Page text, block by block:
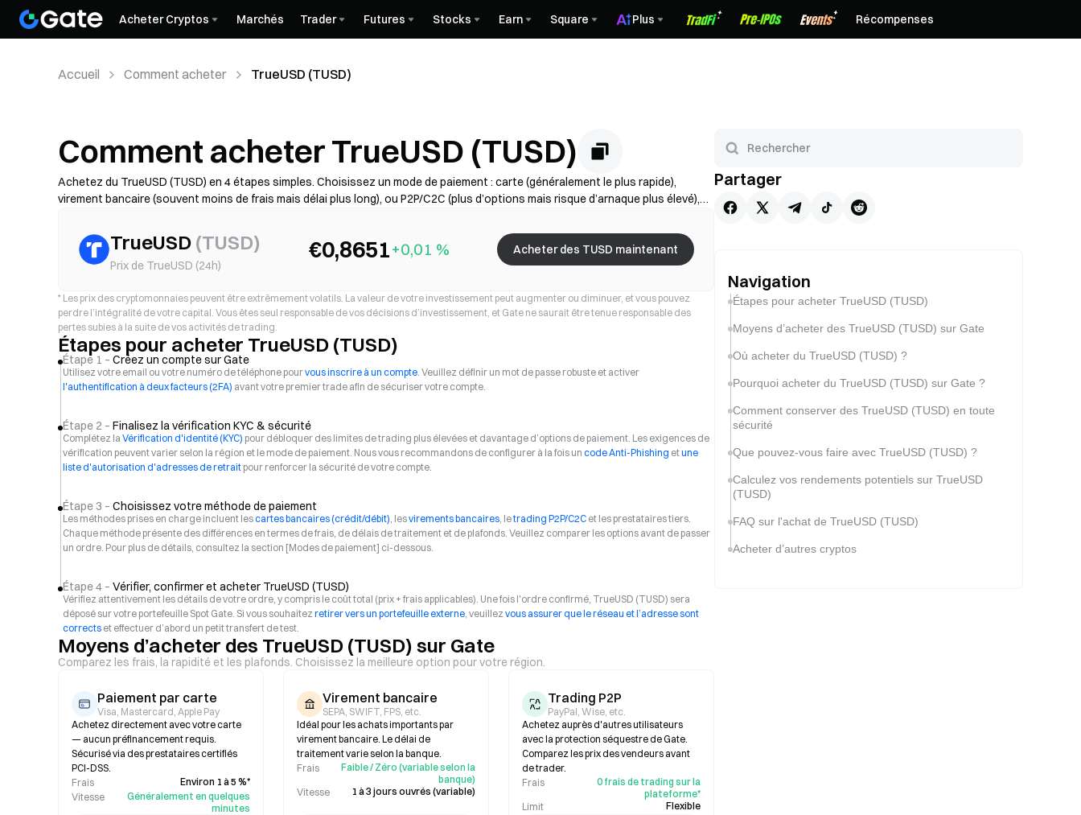
Acheter Cryptos Marchés Trader Futures Stocks Earn Square Plus Récompenses
Accueil Comment acheter TrueUSD (TUSD)
Comment acheter TrueUSD (TUSD)
Achetez du TrueUSD (TUSD) en 4 étapes simples. Choisissez un mode de paiement : carte (généralement le plus rapide),
virement bancaire (souvent moins de frais mais délai plus long), ou P2P/C2C (plus d’options mais risque d’arnaque plus élevé),
avec la 2FA. Disponibilité, plafonds, frais et délais de traitement varient selon la région et le prestataire.
TrueUSD (TUSD)
Prix de TrueUSD (24h)
€0,8651+0,01 % Acheter des TUSD maintenant
* Les prix des cryptomonnaies peuvent être extrêmement volatils. La valeur de votre investissement peut augmenter ou diminuer, et vous pouvez
perdre l’intégralité de votre capital. Vous êtes seul responsable de vos décisions d’investissement, et Gate ne saurait être tenue responsable des
pertes subies à la suite de vos activités de trading.
Étapes pour acheter TrueUSD (TUSD)
Étape 1 – Créez un compte sur Gate
Utilisez votre email ou votre numéro de téléphone pourvous inscrire à un compte. Veuillez définir un mot de passe robuste et activer
l'authentification à deux facteurs (2FA) avant votre premier trade afin de sécuriser votre compte.
Étape 2 – Finalisez la vérification KYC & sécurité
Complétez la Vérification d'identité (KYC) pour débloquer des limites de trading plus élevées et davantage d’options de paiement. Les exigences de
vérification peuvent varier selon la région et le mode de paiement. Nous vous recommandons de configurer à la fois un code Anti-Phishing etune
liste d'autorisation d'adresses de retrait pour renforcer la sécurité de votre compte.
Étape 3 – Choisissez votre méthode de paiement
Les méthodes prises en charge incluent lescartes bancaires (crédit/débit), lesvirements bancaires, letrading P2P/C2C et les prestataires tiers.
Chaque méthode présente des différences en termes de frais, de délais de traitement et de plafonds. Veuillez comparer les options avant de passer
un ordre. Pour plus de détails, consultez la section [Modes de paiement] ci-dessous.
Étape 4 – Vérifier, confirmer et acheter TrueUSD (TUSD)
Vérifiez attentivement les détails de votre ordre, y compris le coût total (prix + frais applicables). Une fois l'ordre confirmé, TrueUSD (TUSD) sera
déposé sur votre portefeuille Spot Gate. Si vous souhaitezretirer vers un portefeuille externe, veuillezvous assurer que le réseau et l’adresse sont
corrects et effectuer d’abord un petit transfert de test.
Moyens d’acheter des TrueUSD (TUSD) sur Gate
Comparez les frais, la rapidité et les plafonds. Choisissez la meilleure option pour votre région.
Paiement par carte
Visa, Mastercard, Apple Pay
Achetez directement avec votre carte
— aucun préfinancement requis.
Sécurisé via des prestataires certifiés
PCI-DSS.
Frais
Environ 1 à 5 %*
Vitesse
Généralement en quelques
minutes
Virement bancaire
SEPA, SWIFT, FPS, etc.
Idéal pour les achats importants par
virement bancaire. Le délai de
traitement varie selon la banque.
Frais
Faible / Zéro (variable selon la
banque)
Vitesse
1 à 3 jours ouvrés (variable)
Trading P2P
PayPal, Wise, etc.
Achetez auprès d'autres utilisateurs
avec la protection séquestre de Gate.
Comparez les prix des vendeurs avant
de trader.
Frais
0 frais de trading sur la
plateforme*
Limit
Flexible
Partager
Navigation
Étapes pour acheter TrueUSD (TUSD)
Moyens d’acheter des TrueUSD (TUSD) sur Gate
Où acheter du TrueUSD (TUSD) ?
Pourquoi acheter du TrueUSD (TUSD) sur Gate ?
Comment conserver des TrueUSD (TUSD) en toute
sécurité
Que pouvez-vous faire avec TrueUSD (TUSD) ?
Calculez vos rendements potentiels sur TrueUSD
(TUSD)
FAQ sur l'achat de TrueUSD (TUSD)
Acheter d’autres cryptos